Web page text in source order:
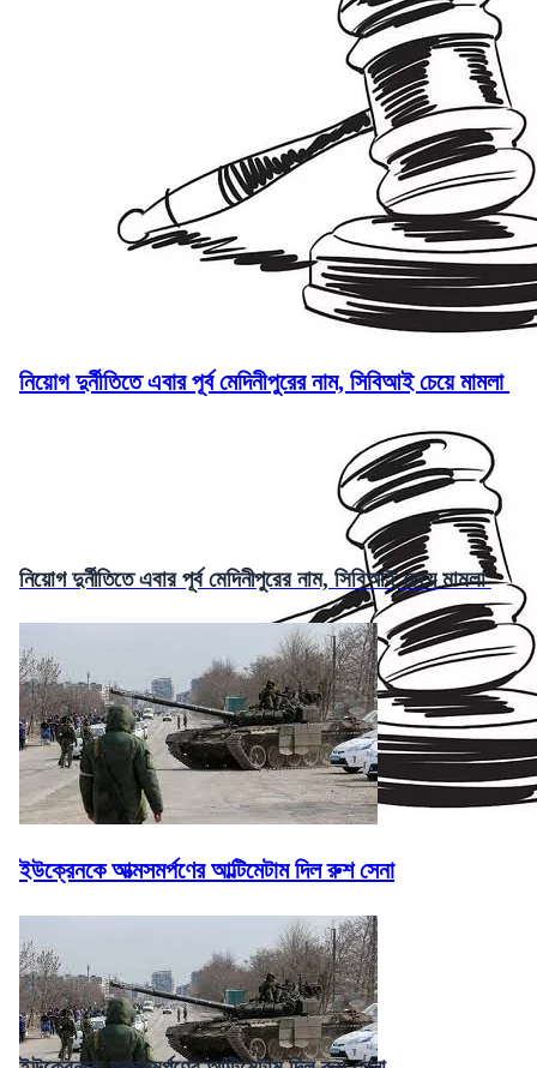
নিয়োগ দুর্নীতিতে এবার পূর্ব মেদিনীপুরের নাম, সিবিআই চেয়ে মামলা
নিয়োগ দুর্নীতিতে এবার পূর্ব মেদিনীপুরের নাম, সিবিআই চেয়ে মামলা
ইউক্রেনকে আত্মসমর্পণের আল্টিমেটাম দিল রুশ সেনা